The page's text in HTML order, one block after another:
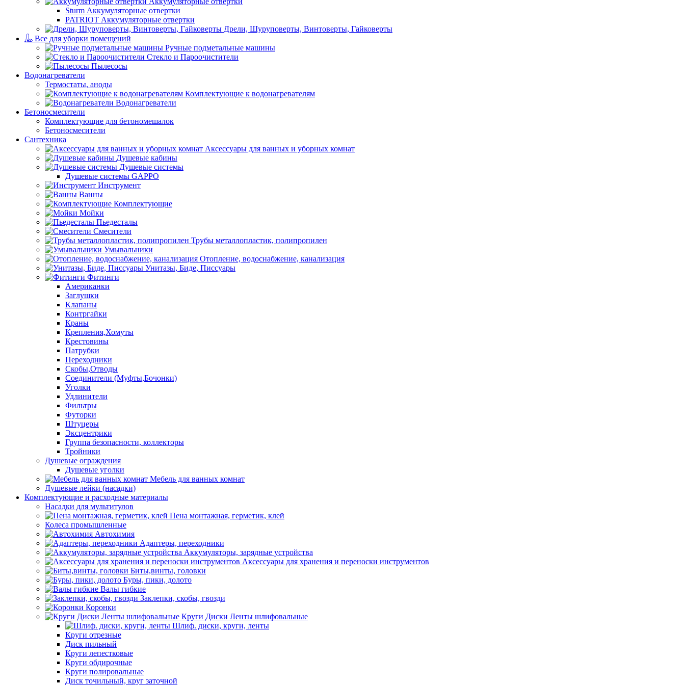
Sturm Аккумуляторные отвертки
PATRIOT Аккумуляторные отвертки
Дрели, Шуруповерты, Винтоверты, Гайковерты
Все для уборки помещений
Ручные подметальные машины
Стекло и Пароочистители
Пылесосы
Водонагреватели
Термостаты, аноды
Комплектующие к водонагревателям
Водонагреватели
Бетоносмесители
Комплектующие для бетономешалок
Бетоносмесители
Сантехника
Аксессуары для ванных и уборных комнат
Душевые кабины
Душевые системы
Душевые системы GAPPO
Инструмент
Ванны
Комплектующие
Мойки
Пьедесталы
Смесители
Трубы металлопластик, полипропилен
Умывальники
Отопление, водоснабжение, канализация
Унитазы, Биде, Писсуары
Фитинги
Американки
Заглушки
Клапаны
Контргайки
Краны
Крепления,Хомуты
Крестовины
Патрубки
Переходники
Скобы,Отводы
Соединители (Муфты,Бочонки)
Уголки
Удлинители
Фильтры
Футорки
Штуцеры
Эксцентрики
Группа безопасности, коллекторы
Тройники
Душевые ограждения
Душевые уголки
Мебель для ванных комнат
Душевые лейки (насадки)
Комплектующие и расходные материалы
Насадки для мультитулов
Пена монтажная, герметик, клей
Колеса промышленные
Автохимия
Адаптеры, переходники
Аккумуляторы, зарядные устройства
Аксессуары для хранения и переноски инструментов
Биты,винты, головки
Буры, пики, долото
Валы гибкие
Заклепки, скобы, гвозди
Коронки
Круги Диски Ленты шлифовальные
Шлиф. диски, круги, ленты
Круги отрезные
Диск пильный
Круги лепестковые
Круги обдирочные
Круги полировальные
Диск точильный, круг заточной